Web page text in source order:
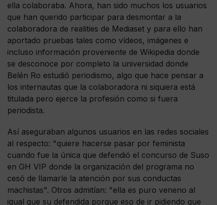
ella colaboraba. Ahora, han sido muchos los usuarios
que han querido participar para desmontar a la
colaboradora de realities de Mediaset y para ello han
aportado pruebas tales como vídeos, imágenes e
incluso información proveniente de Wikipedia donde
se desconoce por completo la universidad donde
Belén Ro estudió periodismo, algo que hace pensar a
los internautas que la colaboradora ni siquiera está
titulada pero ejerce la profesión como si fuera
periodista.
Así aseguraban algunos usuarios en las redes sociales
al respecto: "quiere hacerse pasar por feminista
cuando fue la única que defendió el concurso de Suso
en GH VIP donde la organización del programa no
cesó de llamarle la atención por sus conductas
machistas". Otros admitían: "ella es puro veneno al
igual que su defendida porque eso de ir pidiendo que